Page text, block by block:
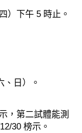
）下午 5 時止。
、日）。
，第二試體能測
30 榜示。